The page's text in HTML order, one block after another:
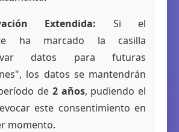
Extendida: Si el
ha marcado la casilla
datos para futuras
los datos se mantendrán
de 2 años, pudiendo el
este consentimiento en
momento.